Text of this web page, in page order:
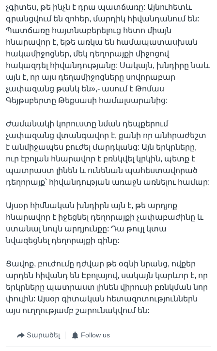
չգիտես, թե ինչն է դրա պատճառը: Այնուհետև
գրանցվում են զոհեր, մարդիկ հիվանդանում են:
Պատճառը հայտնաբերելուց հետո միայն
հնարավոր է, եթե առկա են համապատասխան
հակամիջոցներ, մեկ դեղորայքի միջոցով
հակազդել հիվանդությանը: Սակայն, խնդիրը նաև
այն է, որ այս դեղամիջոցները սովորաբար
չափազանց թանկ են»,- ասում է Թոմաս
Գեյթսբերտը Թեքսասի համալսարանից:
Ժամանակի կորուստը նման դեպքերում
չափազանց վտանգավոր է, քանի որ անհրաժեշտ
է անմիջապես բուժել մարդկանց: Այն երկրները,
ուր էբոլան հնարավոր է բռնկվել կրկին, պետք է
պատրաստ լինեն և ունենան պահեստավորած
դեղորայք՝ հիվանդության առաջն առնելու համար:
Այսօր հիմնական խնդիրն այն է, թե արդյոք
հնարավոր է իջեցնել դեղորայքի չափաբաժինը և
ստանալ նույն արդյունքը: Դա թույլ կտա
նվազեցնել դեղորայքի գինը:
Ցավոք, բուժումը դժվար թե օգնի նրանց, ովքեր
արդեն հիվանդ են Էբոլայով, սակայն կարևոր է, որ
երկրները պատրաստ լինեն վիրուսի բռնկման նոր
փուլին: Այսօր գիտական հետազոտություններն
այս ուղղությամբ շարունակվում են:
Տարածել Follow us